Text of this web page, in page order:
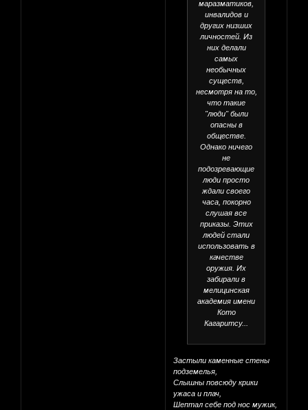
маразматиков,
инвалидов и
других низших
личностей. Из
них делали
самых
необычных
существ,
несмотря на то,
что такие
"люди" были
опасны в
обществе.
Однако ничего
не
подозревающие
люди просто
ждали своего
часа, покорно
слушая все
приказы. Этих
людей стали
использовать в
качестве
оружия. Их
забирали в
мелицинская
академия имени
Кото
Кагаритсу...
Застыли каменные стены
подземелья,
Слышны повсюду крики
ужаса и плач,
Шептал себе под нос мужик,